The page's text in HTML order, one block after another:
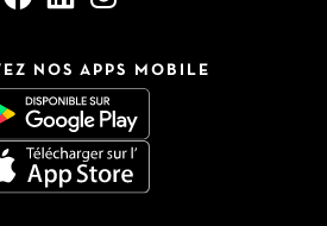
NOS APPS MOBILE